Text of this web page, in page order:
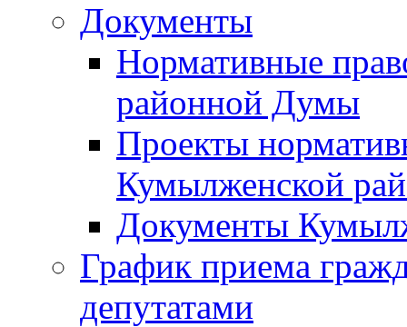
Документы
Нормативные
районной Думы
Проекты
Кумылженской
Документы
График приема
депутатами